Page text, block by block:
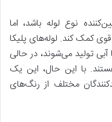
نوع لوله باشد، اما
کمک کند. لوله‌های پلیکا
تولید می‌شوند، در حالی
با این حال، این یک
مختلف از رنگ‌های